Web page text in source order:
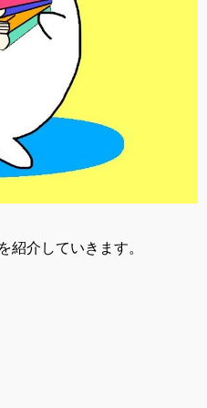
介していきます。